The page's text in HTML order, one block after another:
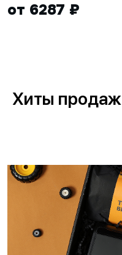
от 6287 ₽
Хиты продаж